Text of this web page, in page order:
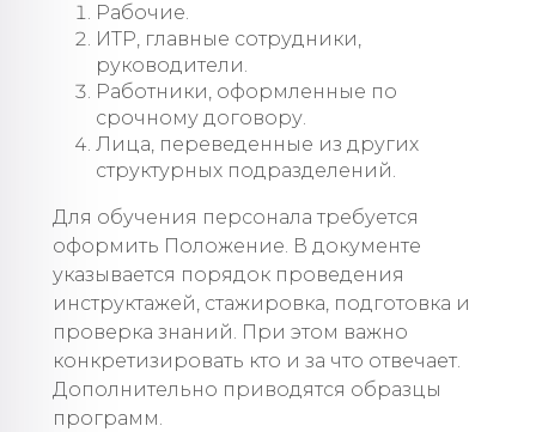
Рабочие.
ИТР, главные сотрудники,
руководители.
Работники, оформленные по
срочному договору.
Лица, переведенные из других
структурных подразделений.
Для обучения персонала требуется
оформить Положение. В документе
указывается порядок проведения
инструктажей, стажировка, подготовка и
проверка знаний. При этом важно
конкретизировать кто и за что отвечает.
Дополнительно приводятся образцы
программ.